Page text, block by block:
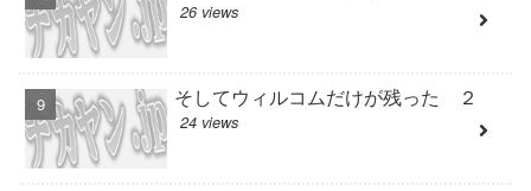
26 views
そしてウィルコムだけが残った ２
24 views